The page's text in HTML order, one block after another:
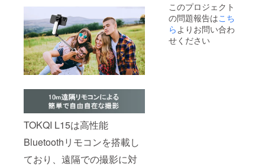
TOKQI L15は高性能
Bluetoothリモコンを搭載し
ており、遠隔での撮影に対
このプロジェクト
の問題報告はこち
らよりお問い合わ
せください